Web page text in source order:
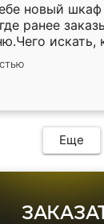
новый
ранее
искать,
Служит
нет.
Еще